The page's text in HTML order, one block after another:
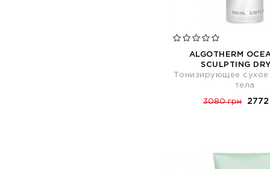
ALGOTHERM
SCULPTING
Тонизирующее
тела
3080 грн 2772